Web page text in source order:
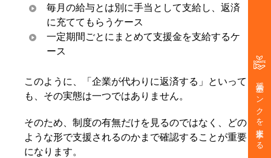
奨学金バンクを支援する
毎月の給与とは別に手当として支給し、返済
に充ててもらうケース
一定期間ごとにまとめて支援金を支給するケ
ース
このように、「企業が代わりに返済する」といって
も、その実態は一つではありません。
そのため、制度の有無だけを見るのではなく、どの
ような形で支援されるのかまで確認することが重要
になります。